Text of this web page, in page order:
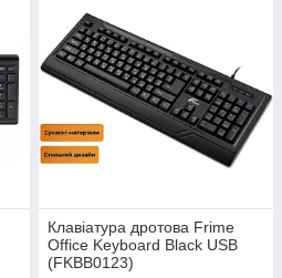
Клавіатура дротова Frime
Office Keyboard Black USB
(FKBB0123)